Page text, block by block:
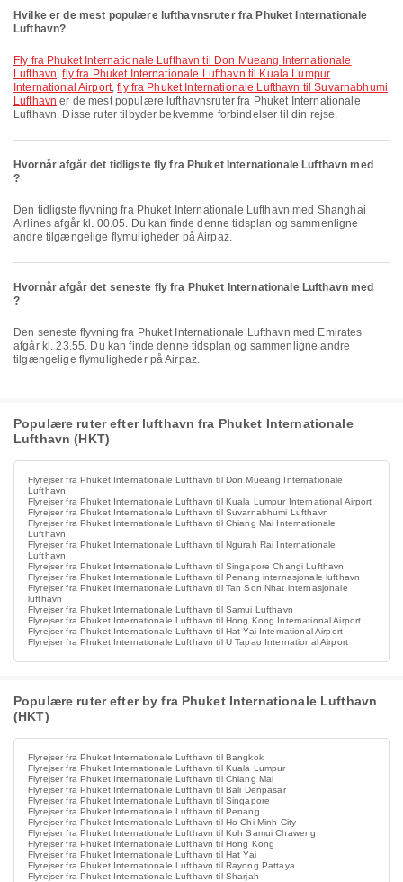
Hvilke er de mest populære lufthavnsruter fra Phuket Internationale
Lufthavn?
fly fra Phuket Internationale Lufthavn til Don Mueang Internationale
Lufthavn,fly fra Phuket Internationale Lufthavn til Kuala Lumpur
International Airport,fly fra Phuket Internationale Lufthavn til Suvarnabhumi
Lufthavn er de mest populære lufthavnsruter fra Phuket Internationale
Lufthavn. Disse ruter tilbyder bekvemme forbindelser til din rejse.
Hvornår afgår det tidligste fly fra Phuket Internationale Lufthavn med
?
Den tidligste flyvning fra Phuket Internationale Lufthavn med Shanghai
Airlines afgår kl. 00.05. Du kan finde denne tidsplan og sammenligne
andre tilgængelige flymuligheder på Airpaz.
Hvornår afgår det seneste fly fra Phuket Internationale Lufthavn med
?
Den seneste flyvning fra Phuket Internationale Lufthavn med Emirates
afgår kl. 23.55. Du kan finde denne tidsplan og sammenligne andre
tilgængelige flymuligheder på Airpaz.
Populære ruter efter lufthavn fra Phuket Internationale
Lufthavn (HKT)
Flyrejser fra Phuket Internationale Lufthavn til Don Mueang Internationale
Lufthavn
Flyrejser fra Phuket Internationale Lufthavn til Kuala Lumpur International Airport
Flyrejser fra Phuket Internationale Lufthavn til Suvarnabhumi Lufthavn
Flyrejser fra Phuket Internationale Lufthavn til Chiang Mai Internationale
Lufthavn
Flyrejser fra Phuket Internationale Lufthavn til Ngurah Rai Internationale
Lufthavn
Flyrejser fra Phuket Internationale Lufthavn til Singapore Changi Lufthavn
Flyrejser fra Phuket Internationale Lufthavn til Penang internasjonale lufthavn
Flyrejser fra Phuket Internationale Lufthavn til Tan Son Nhat internasjonale
lufthavn
Flyrejser fra Phuket Internationale Lufthavn til Samui Lufthavn
Flyrejser fra Phuket Internationale Lufthavn til Hong Kong International Airport
Flyrejser fra Phuket Internationale Lufthavn til Hat Yai International Airport
Flyrejser fra Phuket Internationale Lufthavn til U Tapao International Airport
Populære ruter efter by fra Phuket Internationale Lufthavn
(HKT)
Flyrejser fra Phuket Internationale Lufthavn til Bangkok
Flyrejser fra Phuket Internationale Lufthavn til Kuala Lumpur
Flyrejser fra Phuket Internationale Lufthavn til Chiang Mai
Flyrejser fra Phuket Internationale Lufthavn til Bali Denpasar
Flyrejser fra Phuket Internationale Lufthavn til Singapore
Flyrejser fra Phuket Internationale Lufthavn til Penang
Flyrejser fra Phuket Internationale Lufthavn til Ho Chi Minh City
Flyrejser fra Phuket Internationale Lufthavn til Koh Samui Chaweng
Flyrejser fra Phuket Internationale Lufthavn til Hong Kong
Flyrejser fra Phuket Internationale Lufthavn til Hat Yai
Flyrejser fra Phuket Internationale Lufthavn til Rayong Pattaya
Flyrejser fra Phuket Internationale Lufthavn til Sharjah